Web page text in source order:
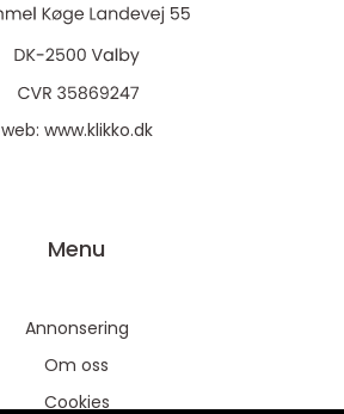
web: www.klikko.dk
Menu
Annonsering
Om oss
Cookies